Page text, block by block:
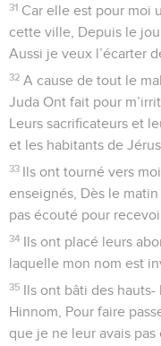
31 Car elle est pour moi
cette ville, Depuis le
Aussi je veux l’écarter
32 A cause de tout le
Juda Ont fait pour
Leurs sacrificateurs et
et les habitants de
33 Ils ont tourné vers
enseignés, Dès le
pas écouté pour
34 Ils ont placé leurs
laquelle mon nom est
35 Ils ont bâti des hauts-
Hinnom, Pour faire
que je ne leur avais pas